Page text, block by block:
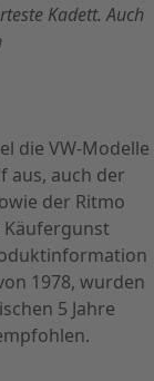
Kadett. Auch
die VW-Modelle
aus, auch der
der Ritmo
1978, wurden
5 Jahre